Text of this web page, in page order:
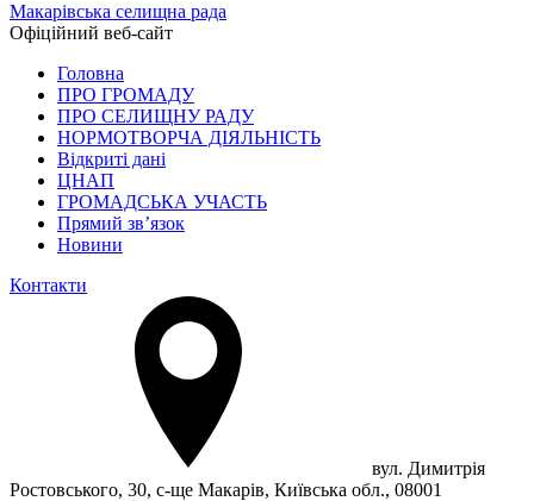
Макарівська селищна рада
Офіційний веб-сайт
Головна
ПРО ГРОМАДУ
ПРО СЕЛИЩНУ РАДУ
НОРМОТВОРЧА ДІЯЛЬНІСТЬ
Відкриті дані
ЦНАП
ГРОМАДСЬКА УЧАСТЬ
Прямий зв’язок
Новини
Контакти
вул. Димитрія
Ростовського, 30, с-ще Макарів, Київська обл., 08001